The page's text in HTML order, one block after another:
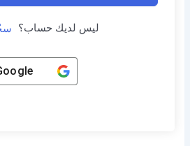
ليس لديك حساب؟